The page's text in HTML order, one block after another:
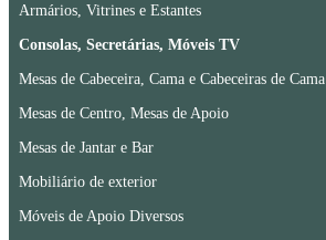
Armários, Vitrines e Estantes
Consolas, Secretárias, Móveis TV
Mesas de Cabeceira, Cama e Cabeceiras de Cama
Mesas de Centro, Mesas de Apoio
Mesas de Jantar e Bar
Mobiliário de exterior
Móveis de Apoio Diversos